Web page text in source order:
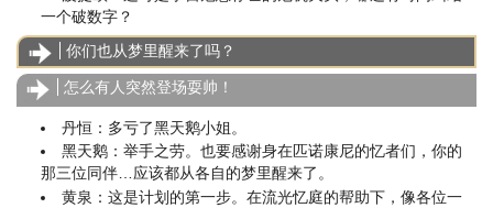
一个破数字？
你们也从梦里醒来了吗？
怎么有人突然登场耍帅！
丹恒：多亏了黑天鹅小姐。
黑天鹅：举手之劳。也要感谢身在匹诺康尼的忆者们，你的
那三位同伴…应该都从各自的梦里醒来了。
黄泉：这是计划的第一步。在流光忆庭的帮助下，像各位一